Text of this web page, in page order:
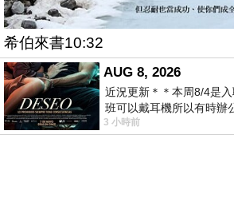
希伯來書10:32
AUG 8, 2026
近況更新＊＊本周8/4是
班可以戴耳機所以有時辦
定哪天但就是一周某一天
3 小時前